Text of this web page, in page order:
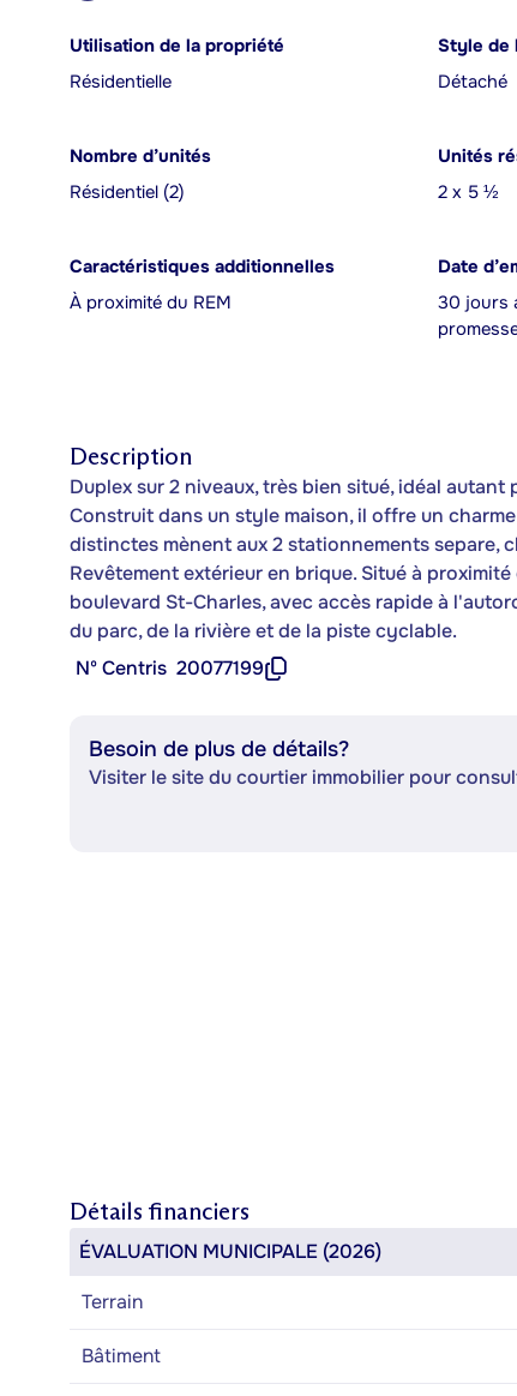
Utilisation de la propriété
Résidentielle
Style de
Détaché
Nombre d’unités
Résidentiel (2)
Unités
2 x 5 ½
Caractéristiques additionnelles
À proximité du REM
Date
30 jours
Description
Duplex sur 2 niveaux, très bien situé, idéal
Construit dans un style maison, il offre un
distinctes mènent aux 2 stationnements separe,
Revêtement extérieur en brique. Situé à
boulevard St-Charles, avec accès rapide à
du parc, de la rivière et de la piste cyclable.
Nº Centris 20077199
Besoin de plus de détails?
Visiter le site du courtier immobilier pour
Détails financiers
ÉVALUATION MUNICIPALE (2026)
Terrain
Bâtiment